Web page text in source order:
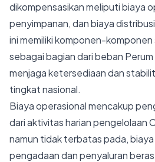
dikompensasikan meliputi biaya
penyimpanan, dan biaya
ini memiliki komponen-
sebagai bagian dari beban
menjaga ketersediaan dan
tingkat nasional.
Biaya operasional mencakup
dari aktivitas harian pengelolaan
namun tidak terbatas pada,
pengadaan dan penyaluran